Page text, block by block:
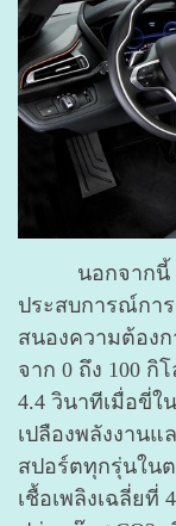
นอกจากนี้ บีเ
ประสบการณ์กา
สนองความต้องก
จาก 0 ถึง 100 กิ
4.4 วินาทีเมื่อขี่
เปลืองพลังงานแ
สปอร์ตทุกรุ่นใน
เชื้อเพลิงเฉลี่ยที่